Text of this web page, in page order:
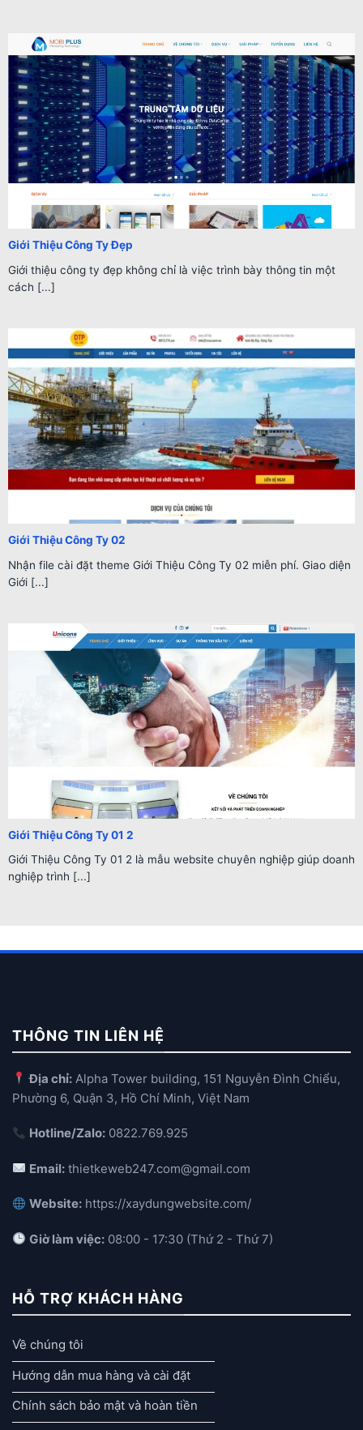
Giới Thiệu Công Ty Đẹp
Giới thiệu công ty đẹp không chỉ là việc trình bày thông tin một
cách [...]
Giới Thiệu Công Ty 02
Nhận file cài đặt theme Giới Thiệu Công Ty 02 miễn phí. Giao diện
Giới [...]
Giới Thiệu Công Ty 01 2
Giới Thiệu Công Ty 01 2 là mẫu website chuyên nghiệp giúp doanh
nghiệp trình [...]
THÔNG TIN LIÊN HỆ
Địa chỉ: Alpha Tower building, 151 Nguyễn Đình Chiểu,
Phường 6, Quận 3, Hồ Chí Minh, Việt Nam
Hotline/Zalo: 0822.769.925
Email: thietkeweb247.com@gmail.com
Website: https://xaydungwebsite.com/
Giờ làm việc: 08:00 - 17:30 (Thứ 2 - Thứ 7)
HỖ TRỢ KHÁCH HÀNG
Về chúng tôi
Hướng dẫn mua hàng và cài đặt
Chính sách bảo mật và hoàn tiền